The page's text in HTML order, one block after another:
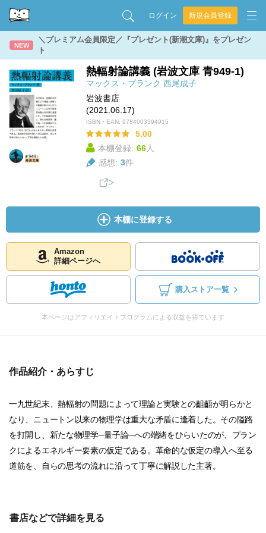
ログイン 新規会員登録
NEW
＼プレミアム会員限定／『プレゼント(新潮文庫)』をプレゼン
ト
熱輻射論講義 (岩波文庫 青949-1)
マックス・プランク 西尾成子
岩波書店
(2021.06.17)
ISBN・EAN: 9784003394915
5.00
本棚登録: 66人
感想: 3件
本棚に登録する
Amazon
詳細ページへ
購入ストア一覧
本ページはアフィリエイトプログラムによる収益を得ています
作品紹介・あらすじ
一九世紀末、熱輻射の問題によって理論と実験との齟齬が明らかと
なり、ニュートン以来の物理学は重大な矛盾に逢着した。その隘路
を打開し、新たな物理学─量子論─への端緒をひらいたのが、プラン
クによるエネルギー要素の仮定である。革命的な仮定の導入へ至る
道筋を、自らの思考の流れに沿って丁寧に解説した主著。
書店などで詳細を見る